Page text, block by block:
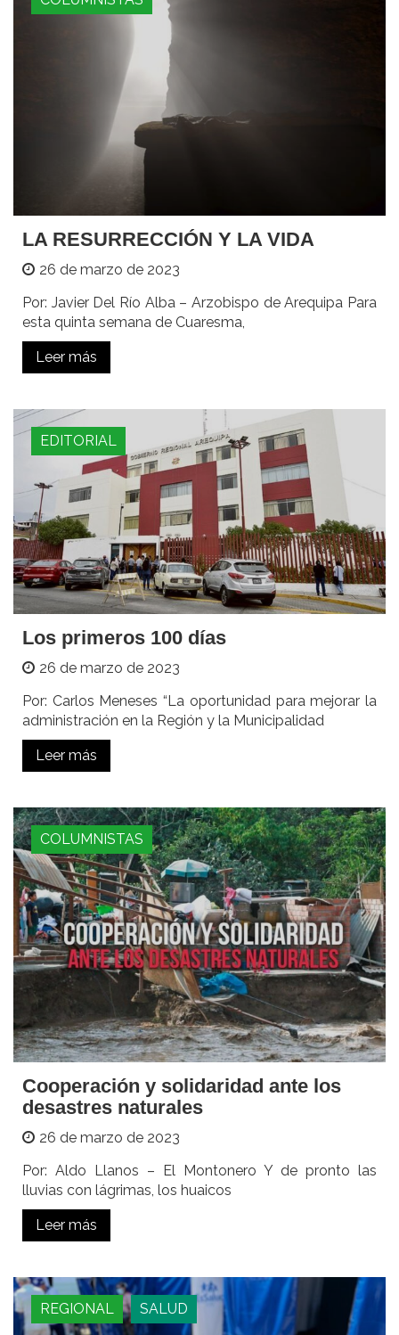
LA RESURRECCIÓN Y LA VIDA
26 de marzo de 2023
Por: Javier Del Río Alba – Arzobispo de Arequipa Para
esta quinta semana de Cuaresma,
Leer más
EDITORIAL
Los primeros 100 días
26 de marzo de 2023
Por: Carlos Meneses “La oportunidad para mejorar la
administración en la Región y la Municipalidad
Leer más
COLUMNISTAS
Cooperación y solidaridad ante los
desastres naturales
26 de marzo de 2023
Por: Aldo Llanos – El Montonero Y de pronto las
lluvias con lágrimas, los huaicos
Leer más
REGIONAL SALUD